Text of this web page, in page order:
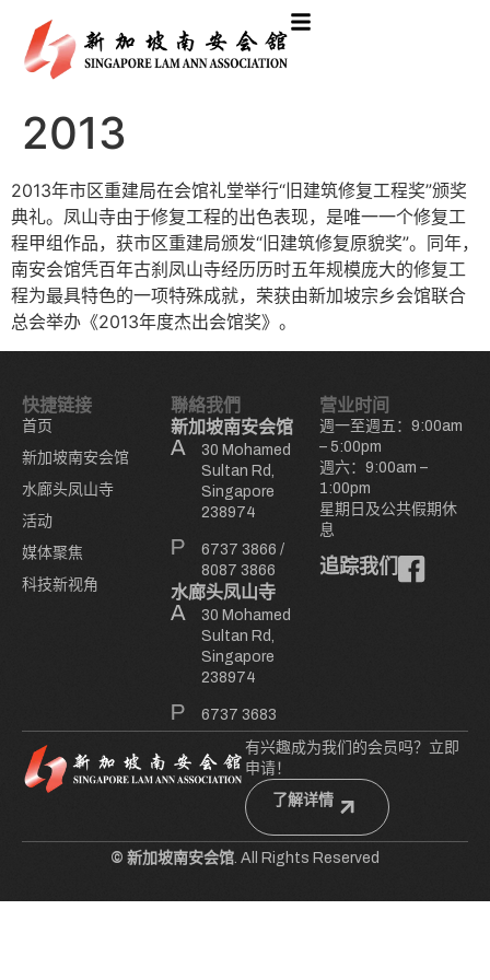
2013
2013年市区重建局在会馆礼堂举行“旧建筑修复工程奖”颁奖
典礼。凤山寺由于修复工程的出色表现，是唯一一个修复工
程甲组作品，获市区重建局颁发“旧建筑修复原貌奖”。同年，
南安会馆凭百年古刹凤山寺经历历时五年规模庞大的修复工
程为最具特色的一项特殊成就，荣获由新加坡宗乡会馆联合
总会举办《2013年度杰出会馆奖》。
快捷链接
首页
新加坡南安会馆
水廊头凤山寺
活动
媒体聚焦
科技新视角
聯絡我們
新加坡南安会馆
30 Mohamed
Sultan Rd,
Singapore
238974
6737 3866 /
8087 3866
水廊头凤山寺
30 Mohamed
Sultan Rd,
Singapore
238974
6737 3683
营业时间
週一至週五：9:00am
– 5:00pm
週六：9:00am –
1:00pm
星期日及公共假期休
息
追踪我们
有兴趣成为我们的会员吗？立即
申请！
了解详情
© 新加坡南安会馆 . All Rights Reserved